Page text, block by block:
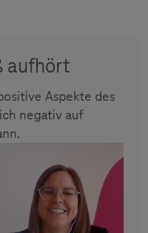
aufhört
Aspekte des
negativ auf